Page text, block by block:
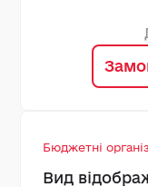
Бюджетні
Вид